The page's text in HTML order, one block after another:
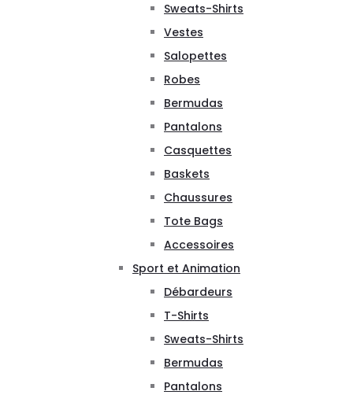
Sweats-Shirts
Vestes
Salopettes
Robes
Bermudas
Pantalons
Casquettes
Baskets
Chaussures
Tote Bags
Accessoires
Sport et Animation
Débardeurs
T-Shirts
Sweats-Shirts
Bermudas
Pantalons